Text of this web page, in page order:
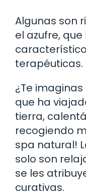
Algunas son
el azufre,
terapéuticas.
¿Te
que ha
tierra,
recogiendo
spa natural!
solo son
se les
curativas.